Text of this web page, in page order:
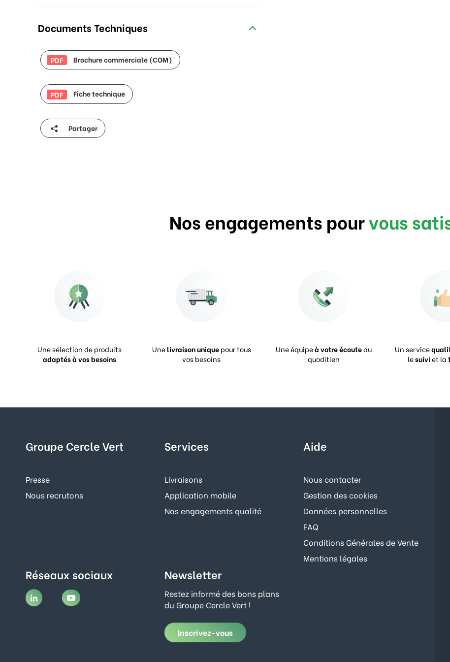
Documents Techniques
PDF Brochure commerciale (COM)
PDF Fiche technique
Partager
Nos engagements pourvous
Une sélection de produits
adaptés à vos besoins
Unelivraison uniquepour tous
vos besoins
Une équipeà votre écouteau
quoditien
Un service
lesuiviet la
Groupe Cercle Vert
Presse
Nous recrutons
Services
Livraisons
Application mobile
Nos engagements qualité
Aide
Nous contacter
Gestion des cookies
Données personnelles
FAQ
Conditions Générales de Vente
Mentions légales
Réseaux sociaux Newsletter
Restez informé des bons plans
du Groupe Cercle Vert !
Inscrivez-vous